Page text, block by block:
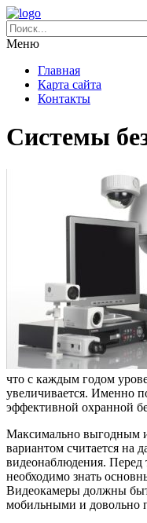
Меню
Главная
Карта сайта
Контакты
Системы
что с каждым годом
увеличивается. Именно
эффективной охранной
Максимально выгодным
вариантом считается на
видеонаблюдения. Перед
необходимо знать
Видеокамеры должны
мобильными и довольно